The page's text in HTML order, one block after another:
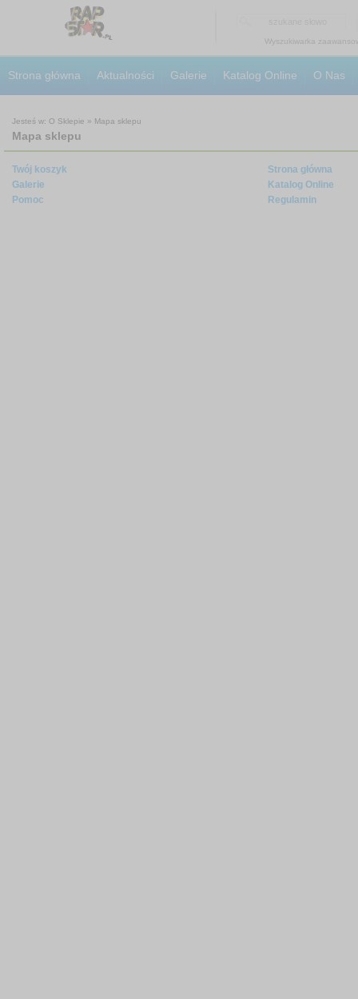
Wyszukiwarka
Strona główna Aktualności Galerie Katalog Online O Nas
Jesteś w: O Sklepie » Mapa sklepu
Mapa sklepu
Twój koszyk
Strona główna
Galerie
Katalog Online
Pomoc
Regulamin